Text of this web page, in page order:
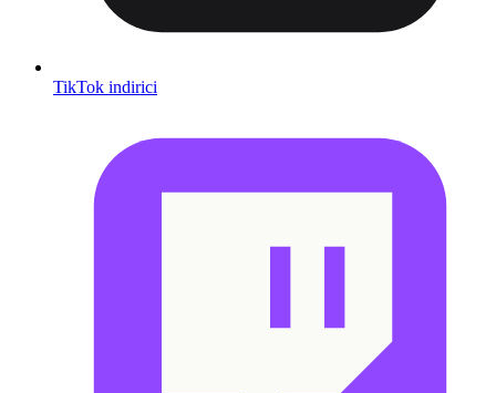
TikTok indirici